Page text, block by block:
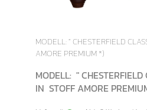
MODELL: " CHESTERFIELD
AMORE PREMIUM *)
MODELL: "
IN STOFF AMORE